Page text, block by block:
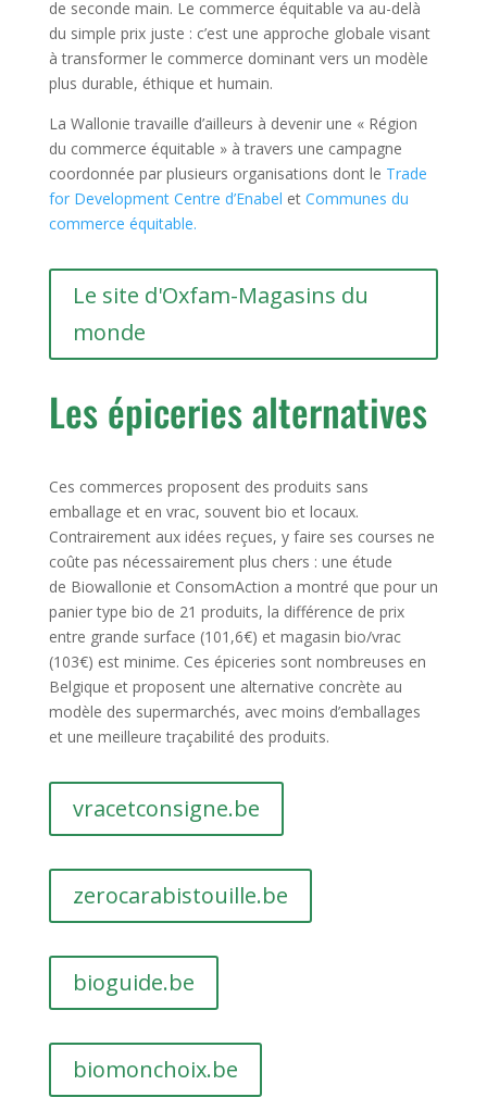
de seconde main. Le commerce équitable va au-delà
du simple prix juste : c’est une approche globale visant
à transformer le commerce dominant vers un modèle
plus durable, éthique et humain.
La Wallonie travaille d’ailleurs à devenir une « Région
du commerce équitable » à travers une campagne
coordonnée par plusieurs organisations dont le Trade
for Development Centre d’Enabel et Communes du
commerce équitable.
Le site d'Oxfam-Magasins du
monde
Les épiceries alternatives
Ces commerces proposent des produits sans
emballage et en vrac, souvent bio et locaux.
Contrairement aux idées reçues, y faire ses courses ne
coûte pas nécessairement plus chers : une étude
de Biowallonie et ConsomAction a montré que pour un
panier type bio de 21 produits, la différence de prix
entre grande surface (101,6€) et magasin bio/vrac
(103€) est minime. Ces épiceries sont nombreuses en
Belgique et proposent une alternative concrète au
modèle des supermarchés, avec moins d’emballages
et une meilleure traçabilité des produits.
vracetconsigne.be
zerocarabistouille.be
bioguide.be
biomonchoix.be